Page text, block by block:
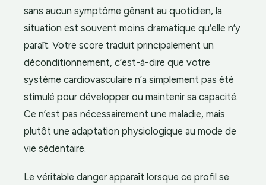
sans aucun symptôme gênant au quotidien, la
situation est souvent moins dramatique qu’elle n’y
paraît. Votre score traduit principalement un
déconditionnement, c’est-à-dire que votre
système cardiovasculaire n’a simplement pas été
stimulé pour développer ou maintenir sa capacité.
Ce n’est pas nécessairement une maladie, mais
plutôt une adaptation physiologique au mode de
vie sédentaire.
Le véritable danger apparaît lorsque ce profil se